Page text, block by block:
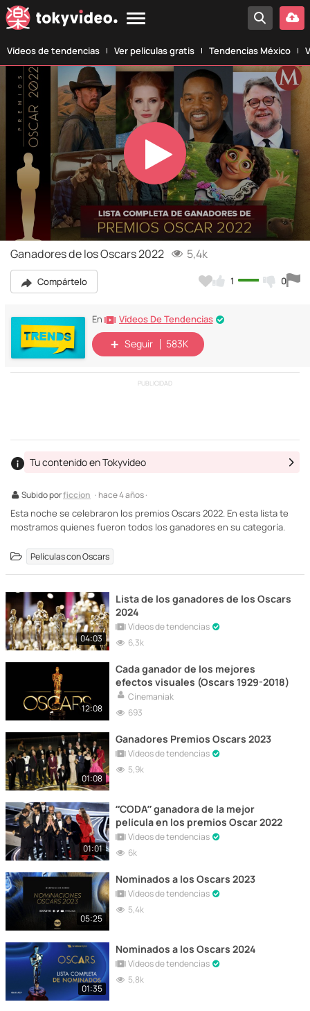
Vídeos de tendencias Ver películas gratis Tendencias México
Play
Video
Ganadores de los Oscars 2022 5,4k
Compártelo 1 0
En Vídeos De Tendencias
Seguir 583K
PUBLICIDAD
Subido porficcion · hace 4 años ·
Tu contenido en Tokyvideo
Esta noche se celebraron los premios Oscars 2022. En esta lista te
mostramos quienes fueron todos los ganadores en su categoría.
Películas con Oscars
04:03
Lista de los ganadores de los Oscars
2024
Vídeos de tendencias
6,3k
12:08
Cada ganador de los mejores
efectos visuales (Oscars 1929-2018)
Cinemaniak
693
01:08
Ganadores Premios Oscars 2023
Vídeos de tendencias
5,9k
01:01
“CODA” ganadora de la mejor
película en los premios Oscar 2022
Vídeos de tendencias
6k
05:25
Nominados a los Oscars 2023
Vídeos de tendencias
5,4k
01:35
Nominados a los Oscars 2024
Vídeos de tendencias
5,8k